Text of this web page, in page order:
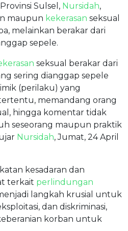
Sulsel, Nursidah,
maupun kekerasan seksual
melainkan berakar dari
sepele.
seksual berakar dari
sering dianggap sepele
(perilaku) yang
memandang orang
hingga komentar tidak
seseorang maupun praktik
Nursidah, Jumat, 24 April
kesadaran dan
terkait perlindungan
langkah krusial untuk
dan diskriminasi,
korban untuk